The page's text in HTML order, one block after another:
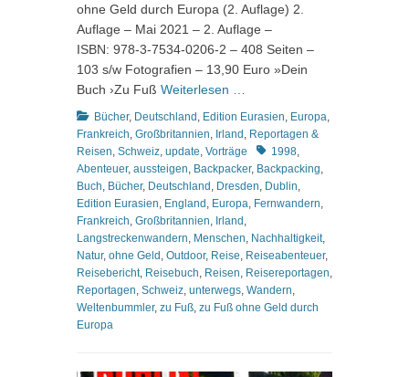
ohne Geld durch Europa (2. Auflage) 2.
Auflage – Mai 2021 – 2. Auflage –
ISBN: 978-3-7534-0206-2 – 408 Seiten –
103 s/w Fotografien – 13,90 Euro »Dein
Buch ›Zu Fuß Weiterlesen …
Kategorien
Bücher, Deutschland , Edition Eurasien, Europa,
Frankreich, Großbritannien, Irland , Reportagen &
Reisen, Schweiz, update, Vorträge Schlagworte
1998,
Abenteuer, aussteigen, Backpacker, Backpacking,
Buch, Bücher, Deutschland , Dresden, Dublin,
Edition Eurasien, England , Europa, Fernwandern,
Frankreich, Großbritannien, Irland ,
Langstreckenwandern, Menschen, Nachhaltigkeit,
Natur, ohne Geld , Outdoor, Reise, Reiseabenteuer,
Reisebericht, Reisebuch, Reisen, Reisereportagen,
Reportagen, Schweiz, unterwegs, Wandern,
Weltenbummler, zu Fuß, zu Fuß ohne Geld durch
Europa